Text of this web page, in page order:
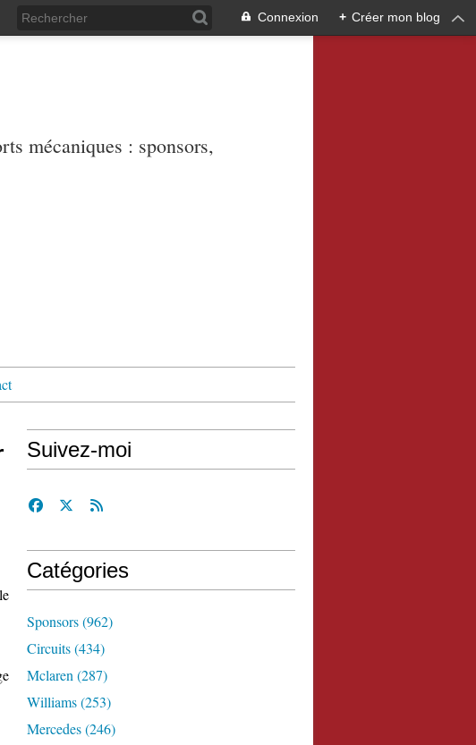
Connexion + Créer mon blog
mécaniques : sponsors,
Suivez-moi
Catégories
Sponsors(962)
Circuits(434)
Mclaren (287)
Williams(253)
Mercedes(246)